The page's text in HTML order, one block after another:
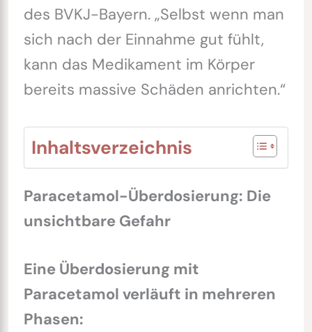
des BVKJ-Bayern. „Selbst wenn man
sich nach der Einnahme gut fühlt,
kann das Medikament im Körper
bereits massive Schäden anrichten.“
Inhaltsverzeichnis
Paracetamol-Überdosierung: Die
unsichtbare Gefahr
Eine Überdosierung mit
Paracetamol verläuft in mehreren
Phasen: